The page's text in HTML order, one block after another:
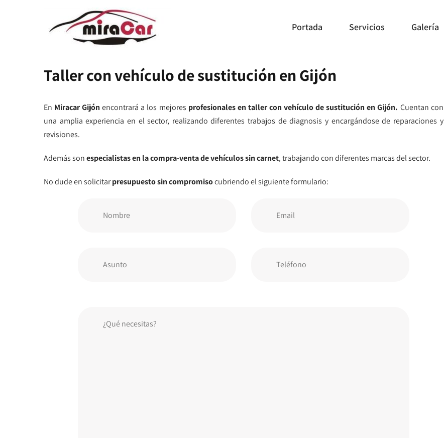
Portada Servicios Galería
Taller con vehículo de sustitución en Gijón
En Miracar Gijón encontrará a los mejores profesionales en taller con vehículo de sustitución en Gijón. Cuentan con
una amplia experiencia en el sector, realizando diferentes trabajos de diagnosis y encargándose de reparaciones y
revisiones.
Además sonespecialistas en la compra-venta de vehículos sin carnet, trabajando con diferentes marcas del sector.
No dude en solicitarpresupuesto sin compromisocubriendo el siguiente formulario: